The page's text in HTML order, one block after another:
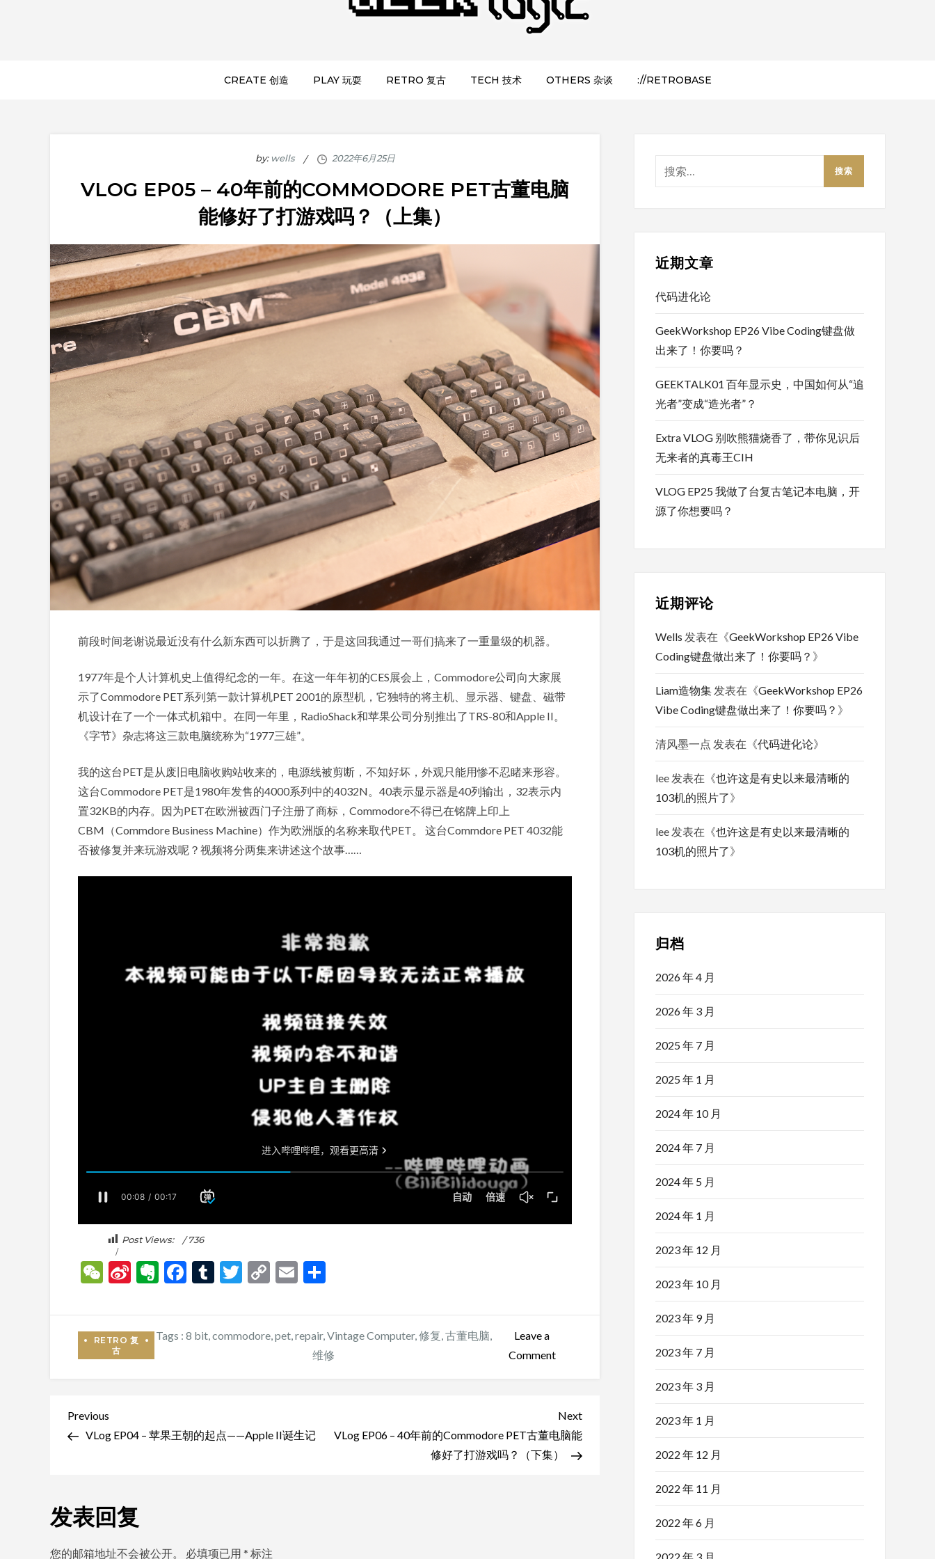
CREATE 创造 PLAY 玩耍 RETRO 复古 TECH 技术 OTHERS 杂谈 ://RETROBASE
by: wells
VLOG EP05 – 40年前的COMMODORE PET古董电脑
能修好了打游戏吗？（上集）
前段时间老谢说最近没有什么新东西可以折腾了，于是这回我通过一哥们搞来了一重量级的机器。
1977年是个人计算机史上值得纪念的一年。在这一年年初的CES展会上，Commodore公司向大家展
示了Commodore PET系列第一款计算机PET 2001的原型机，它独特的将主机、显示器、键盘、磁带
机设计在了一个一体式机箱中。在同一年里，RadioShack和苹果公司分别推出了TRS-80和Apple II。
《字节》杂志将这三款电脑统称为“1977三雄”。
我的这台PET是从废旧电脑收购站收来的，电源线被剪断，不知好坏，外观只能用惨不忍睹来形容。
这台Commodore PET是1980年发售的4000系列中的4032N。40表示显示器是40列输出，32表示内
置32KB的内存。因为PET在欧洲被西门子注册了商标，Commodore不得已在铭牌上印上
CBM（Commdore Business Machine）作为欧洲版的名称来取代PET。 这台Commdore PET 4032能
否被修复并来玩游戏呢？视频将分两集来讲述这个故事……
Post Views: 736
WeChat
SinaEvernote
Facebook
Tumblr
Twitter
CopyEmail
Tags : 8 bit,commodore,pet,repair,Vintage Computer,修复,古董电脑,
维修
Leave a
Commenton
–
40
年
文
章
Previous
Post
Previous
VLog EP04 – 苹果王朝的起点——Apple II诞生记
Next
Post
Next
VLog EP06 – 40年前的Commodore PET古董电脑能
修好了打游戏吗？（下集）
发表回复
您的邮箱地址不会被公开。 必填项已用 * 标注
索：
近期文章
代码进化论
GeekWorkshop EP26 Vibe Coding键盘做
出来了！你要吗？
GEEKTALK01 百年显示史，中国如何从“追
光者”变成“造光者”？
Extra VLOG 别吹熊猫烧香了，带你见识后
无来者的真毒王CIH
VLOG EP25 我做了台复古笔记本电脑，开
源了你想要吗？
近期评论
Wells 发表在《GeekWorkshop EP26 Vibe
Coding键盘做出来了！你要吗？ 》
Liam造物集 发表在《GeekWorkshop EP26
Vibe Coding键盘做出来了！你要吗？ 》
清风墨一点 发表在《代码进化论》
lee 发表在《也许这是有史以来最清晰的
103机的照片了》
lee 发表在《也许这是有史以来最清晰的
103机的照片了》
归档
2026 年 4 月
2026 年 3 月
2025 年 7 月
2025 年 1 月
2024 年 10 月
2024 年 7 月
2024 年 5 月
2024 年 1 月
2023 年 12 月
2023 年 10 月
2023 年 9 月
2023 年 7 月
2023 年 3 月
2023 年 1 月
2022 年 12 月
2022 年 11 月
2022 年 6 月